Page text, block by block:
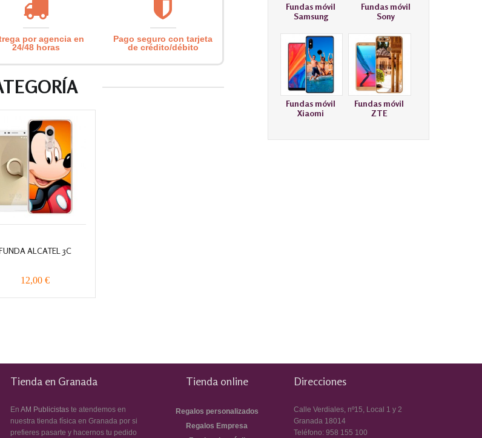
por agencia en
24/48 horas
Pago seguro con tarjeta
de crédito/débito
ALCATEL 3C
12,00 €
Fundas móvil
Samsung
Fundas móvil
Sony
Fundas móvil
Xiaomi
Fundas móvil
ZTE
Tienda en Granada
En AM Publicistas te atendemos en
nuestra tienda física en Granada por si
prefieres pasarte y hacernos tu pedido
Tienda online
Regalos personalizados
Regalos Empresa
Direcciones
Calle Verdiales, nº15, Local 1 y 2
Granada 18014
Teléfono: 958 155 100